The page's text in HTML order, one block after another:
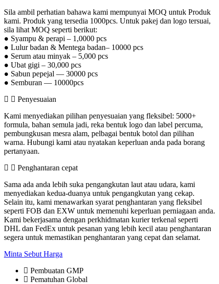
Sila ambil perhatian bahawa kami mempunyai MOQ untuk Produk
kami. Produk yang tersedia 1000pcs. Untuk pakej dan logo tersuai,
sila lihat MOQ seperti berikut:
● Syampu & perapi – 1,0000 pcs
● Lulur badan & Mentega badan– 10000 pcs
● Serum atau minyak – 5,000 pcs
● Ubat gigi – 30,000 pcs
● Sabun pepejal — 30000 pcs
● Semburan — 10000pcs
Penyesuaian
Kami menyediakan pilihan penyesuaian yang fleksibel: 5000+
formula, bahan semula jadi, reka bentuk logo dan label percuma,
pembungkusan mesra alam, pelbagai bentuk botol dan pilihan
warna. Hubungi kami atau nyatakan keperluan anda pada borang
pertanyaan.
Penghantaran cepat
Sama ada anda lebih suka pengangkutan laut atau udara, kami
menyediakan kedua-duanya untuk pengangkutan yang cekap.
Selain itu, kami menawarkan syarat penghantaran yang fleksibel
seperti FOB dan EXW untuk memenuhi keperluan perniagaan anda.
Kami bekerjasama dengan perkhidmatan kurier terkenal seperti
DHL dan FedEx untuk pesanan yang lebih kecil atau penghantaran
segera untuk memastikan penghantaran yang cepat dan selamat.
Minta Sebut Harga
Pembuatan GMP
Pematuhan Global